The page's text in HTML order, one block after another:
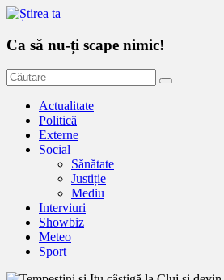
Ca să nu-ți scape nimic!
Actualitate
Politică
Externe
Social
Sănătate
Justiție
Mediu
Interviuri
Showbiz
Meteo
Sport